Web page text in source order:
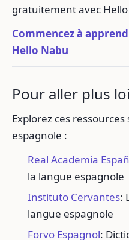
gratuitement avec
Commencez à
Hello Nabu
Pour aller plus
Explorez ces
espagnole :
Real Academia
la langue espagnole
Instituto Cervantes:
langue espagnole
Forvo Espagnol: